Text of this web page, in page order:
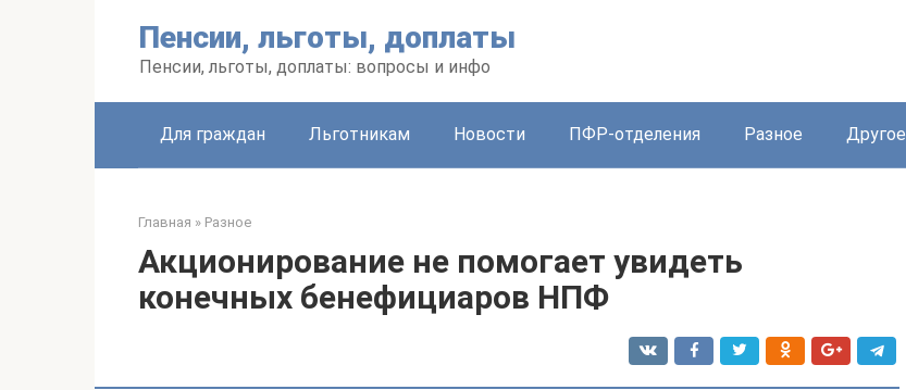
Пенсии, льготы, доплаты
Пенсии, льготы, доплаты: вопросы и инфо
Для граждан Льготникам Новости ПФР-отделения Разное Другое
Главная » Разное
Акционирование не помогает увидеть
конечных бенефициаров НПФ